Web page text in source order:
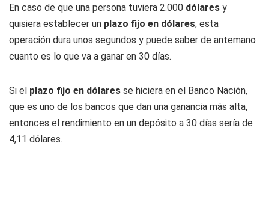
En caso de que una persona tuviera 2.000 dólares y
quisiera establecer un plazo fijo en dólares, esta
operación dura unos segundos y puede saber de antemano
cuanto es lo que va a ganar en 30 días.
Si el plazo fijo en dólares se hiciera en el Banco Nación,
que es uno de los bancos que dan una ganancia más alta,
entonces el rendimiento en un depósito a 30 días sería de
4,11 dólares.